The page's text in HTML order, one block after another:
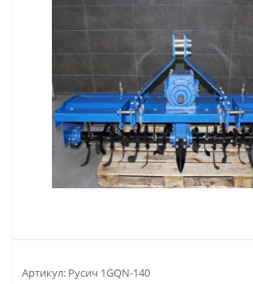
Артикул: Русич 1GQN-140